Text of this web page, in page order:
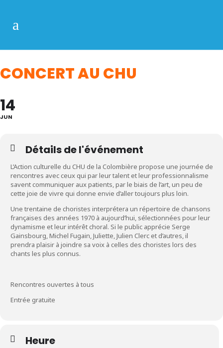
CONCERT AU CHU
14
JUN
Détails de l'événement
L’Action culturelle du CHU de la Colombière propose une journée de
rencontres avec ceux qui par leur talent et leur professionnalisme
savent communiquer aux patients, par le biais de l’art, un peu de
cette joie de vivre qui donne envie d’aller toujours plus loin.
Une trentaine de choristes interprétera un répertoire de chansons
françaises des années 1970 à aujourd’hui, sélectionnées pour leur
dynamisme et leur intérêt choral. Si le public apprécie Serge
Gainsbourg, Michel Fugain, Juliette, Julien Clerc et d’autres, il
prendra plaisir à joindre sa voix à celles des choristes lors des
chants les plus connus.
Rencontres ouvertes à tous
Entrée gratuite
Heure